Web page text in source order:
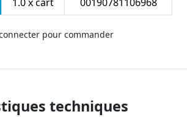
pour commander
techniques